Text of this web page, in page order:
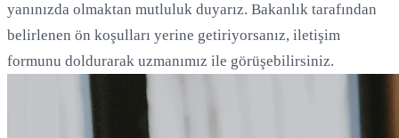
yanınızda olmaktan mutluluk duyarız. Bakanlık tarafından
belirlenen ön koşulları yerine getiriyorsanız, iletişim
formunu doldurarak uzmanımız ile görüşebilirsiniz.